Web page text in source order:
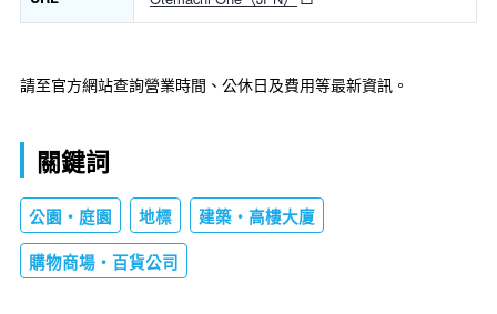
請至官方網站查詢營業時間、公休日及費用等最新資訊。
關鍵詞
公園・庭園 地標 建築・高樓大廈
購物商場・百貨公司